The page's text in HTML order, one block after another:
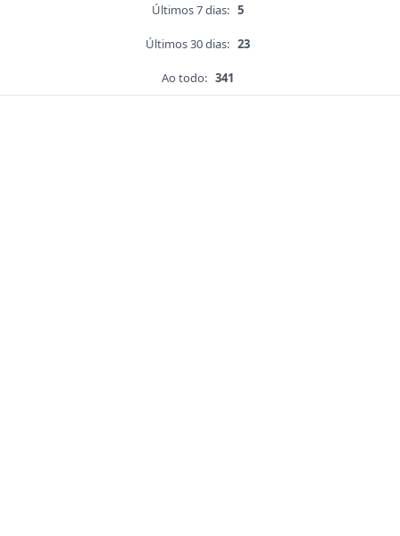
Últimos 7 dias: 5
Últimos 30 dias: 23
Ao todo: 341